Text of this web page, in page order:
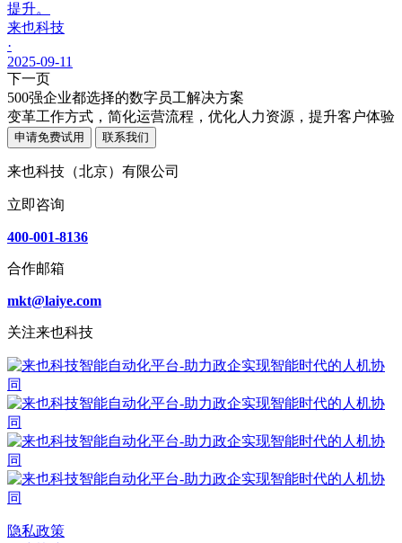
提升。
来也科技
·
2025-09-11
下一页
500强企业都选择的数字员工解决方案
变革工作方式，简化运营流程，优化人力资源，提升客户体验
申请免费试用 联系我们
来也科技（北京）有限公司
立即咨询
400-001-8136
合作邮箱
mkt@laiye.com
关注来也科技
隐私政策